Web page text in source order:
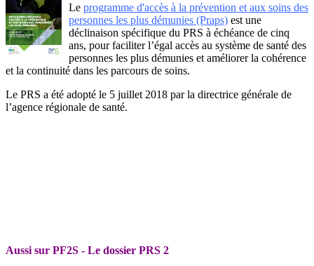
Le programme d'accès à la prévention et aux soins des
personnes les plus démunies (Praps) est une
déclinaison spécifique du PRS à échéance de cinq
ans, pour faciliter l’égal accès au système de santé des
personnes les plus démunies et améliorer la cohérence
et la continuité dans les parcours de soins.
Le PRS a été adopté le 5 juillet 2018 par la directrice générale de
l’agence régionale de santé.
Aussi sur PF2S - Le dossier PRS 2